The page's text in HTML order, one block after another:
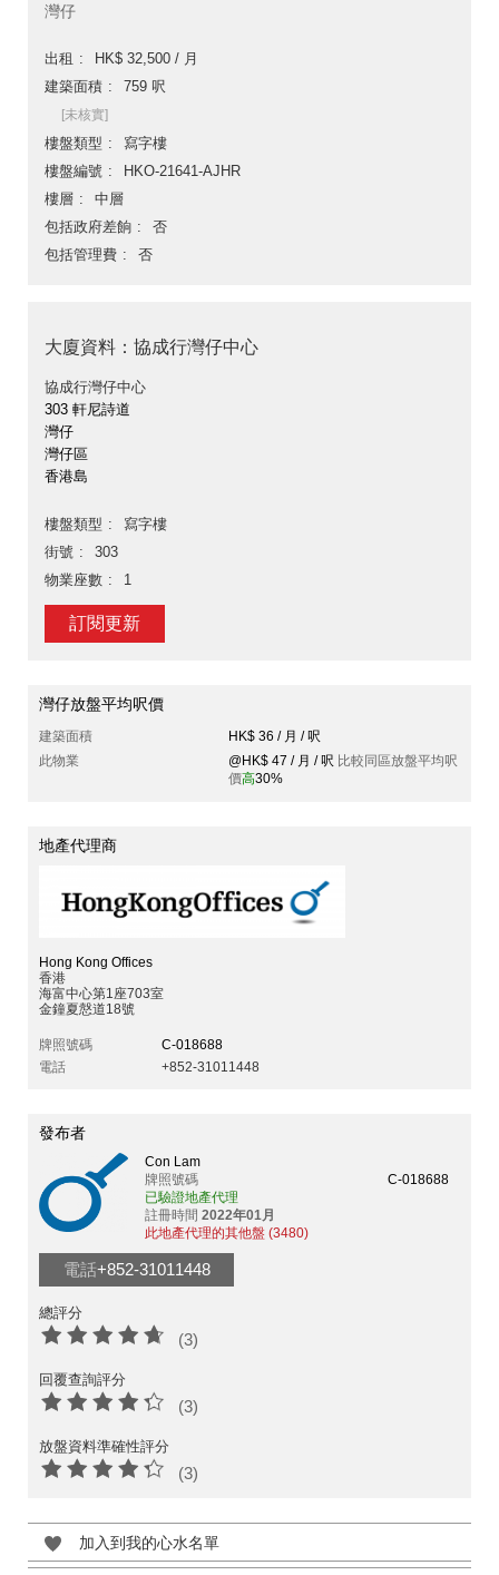
灣仔
出租
HK$ 32,500 / 月
建築面積
759 呎
[未核實]
樓盤類型
寫字樓
樓盤編號
HKO-21641-AJHR
樓層
中層
包括政府差餉
否
包括管理費
否
大廈資料：協成行灣仔中心
協成行灣仔中心
303 軒尼詩道
灣仔
灣仔區
香港島
樓盤類型
寫字樓
街號
303
物業座數
1
訂閱更新
灣仔放盤平均呎價
建築面積
HK$ 36 / 月 / 呎
此物業
@HK$ 47 / 月 / 呎 比較同區放盤平均呎
價高30%
地產代理商
Hong Kong Offices
香港
海富中心第1座703室
金鐘夏慤道18號
牌照號碼
C-018688
電話
+852-31011448
發布者
Con Lam
牌照號碼
C-018688
已驗證地產代理
註冊時間 2022年01月
此地產代理的其他盤 (3480)
電話+852-31011448
總評分
(3)
回覆查詢評分
(3)
放盤資料準確性評分
(3)
加入到我的心水名單